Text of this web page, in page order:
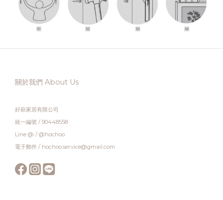
關於我們 About Us
好萩家居有限公司
統一編號 / 90448558
Line @ / @hochoo
電子郵件 / hochoo.service@gmail.com